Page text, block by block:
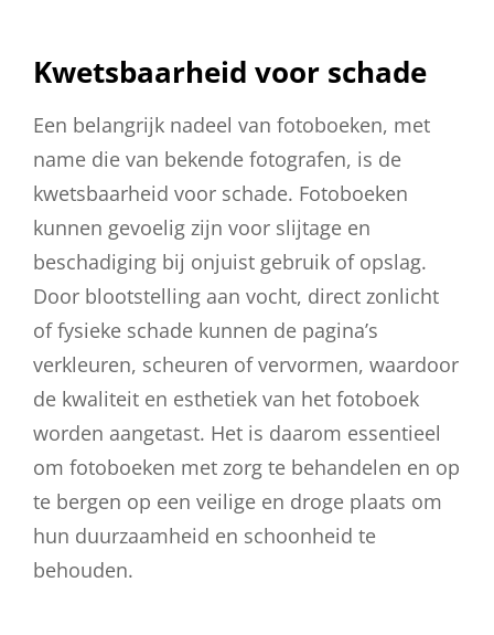
Kwetsbaarheid voor schade
Een belangrijk nadeel van fotoboeken, met
name die van bekende fotografen, is de
kwetsbaarheid voor schade. Fotoboeken
kunnen gevoelig zijn voor slijtage en
beschadiging bij onjuist gebruik of opslag.
Door blootstelling aan vocht, direct zonlicht
of fysieke schade kunnen de pagina’s
verkleuren, scheuren of vervormen, waardoor
de kwaliteit en esthetiek van het fotoboek
worden aangetast. Het is daarom essentieel
om fotoboeken met zorg te behandelen en op
te bergen op een veilige en droge plaats om
hun duurzaamheid en schoonheid te
behouden.